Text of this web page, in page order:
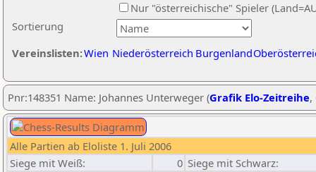
Sortierung
Nur "österreichische" Spieler
Vereinslisten:Wien Niederösterreich Burgenland
Pnr:148351 Name: Johannes Unterweger (Grafik Elo-Zeitreihe,
Alle Partien ab Eloliste 1. Juli 2006
Siege mit Weiß:
0 Siege mit Schwarz: